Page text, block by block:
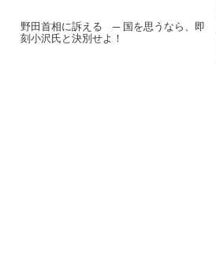
野田首相に訴える ─ 国を思うなら、即
刻小沢氏と決別せよ！